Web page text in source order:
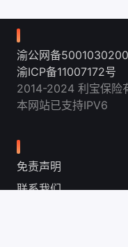
渝公网备
渝ICP备11007172号
2014-2024 利宝保险
本网站已支持IPV6
免责声明
联系我们